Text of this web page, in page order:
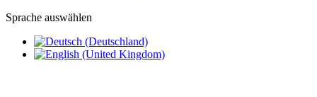
Sprache auswählen